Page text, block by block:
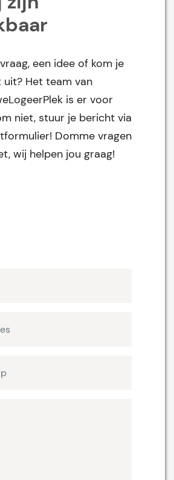
een idee of kom je
uit? Het team van
is er voor
niet, stuur je bericht via
Domme vragen
wij helpen jou graag!